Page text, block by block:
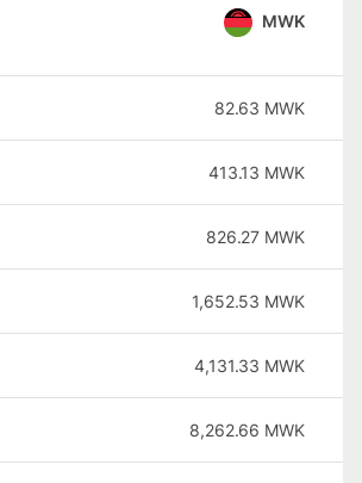
MWK
82.63 MWK
413.13 MWK
826.27 MWK
1,652.53 MWK
4,131.33 MWK
8,262.66 MWK